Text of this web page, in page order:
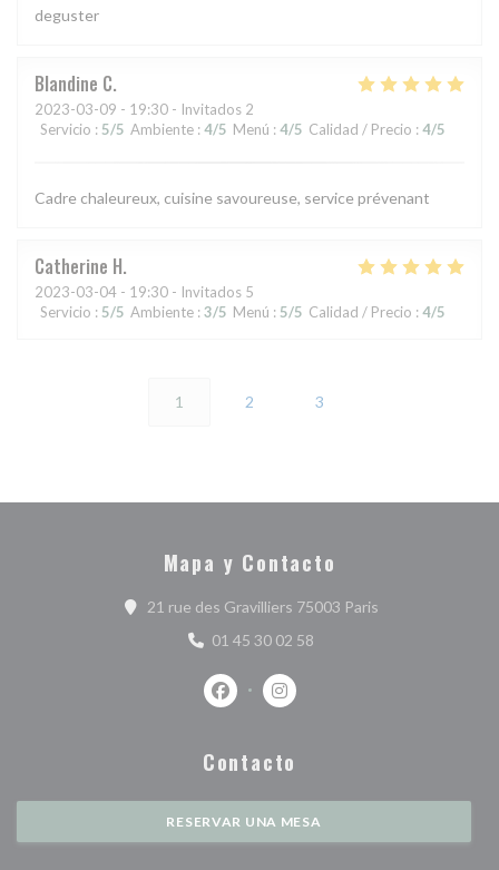
deguster
Blandine C
2023-03-09 - 19:30 - Invitados 2
Servicio : 5/5 Ambiente : 4/5 Menú : 4/5 Calidad / Precio : 4/5
Cadre chaleureux, cuisine savoureuse, service prévenant
Catherine H
2023-03-04 - 19:30 - Invitados 5
Servicio : 5/5 Ambiente : 3/5 Menú : 5/5 Calidad / Precio : 4/5
1 2 3
Mapa y Contacto
21 rue des Gravilliers 75003 Paris((abre en una
01 45 30 02 58
Facebook ((abre en una nueva
Instagram ((abre en una
Contacto
RESERVAR UNA MESA